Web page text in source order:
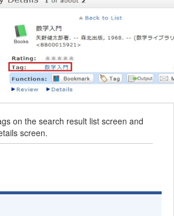
on the search result list screen and
screen.